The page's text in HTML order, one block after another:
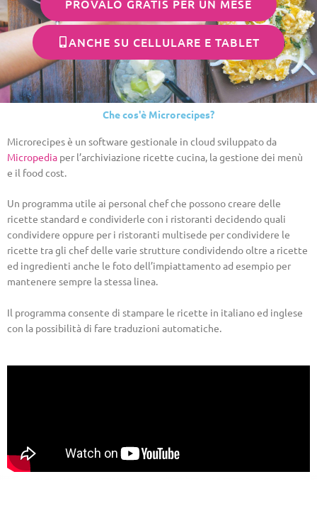
PROVALO GRATIS PER UN MESE
ANCHE SU CELLULARE E TABLET
Che cos'è Microrecipes?
Microrecipes è un software gestionale in cloud sviluppato da
Micropedia per l’archiviazione ricette cucina, la gestione dei menù
e il food cost.
Un programma utile ai personal chef che possono creare delle
ricette standard e condividerle con i ristoranti decidendo quali
condividere oppure per i ristoranti multisede per condividere le
ricette tra gli chef delle varie strutture condividendo oltre a ricette
ed ingredienti anche le foto dell’impiattamento ad esempio per
mantenere sempre la stessa linea.
Il programma consente di stampare le ricette in italiano ed inglese
con la possibilità di fare traduzioni automatiche.